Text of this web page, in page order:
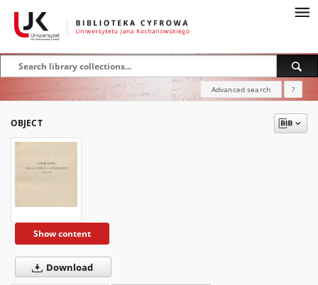
Advanced search ?
OBJECT
Show content
Download